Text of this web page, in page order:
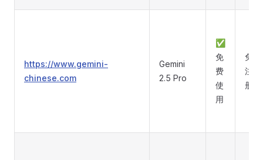
https://www.gemini-
chinese.com
Gemini
2.5 Pro
✅
免
费
使
用
免
注
册